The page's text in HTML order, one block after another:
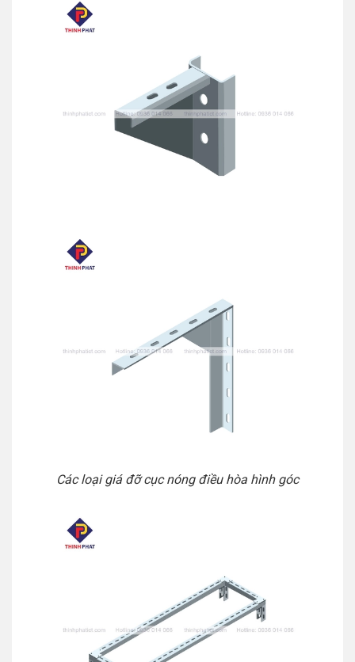
Các loại giá đỡ cục nóng điều hòa hình góc